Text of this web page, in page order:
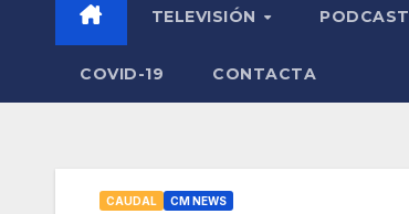
TELEVISIÓN PODCAST
COVID-19 CONTACTA
CAUDAL CM NEWS